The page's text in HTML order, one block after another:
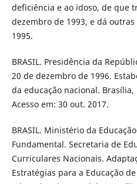
deficiência e ao idoso, de que
dezembro de 1993, e dá
1995.
BRASIL. Presidência da
20 de dezembro de 1996.
da educação nacional. Brasília,
Acesso em: 30 out. 2017.
BRASIL. Ministério da
Fundamental. Secretaria de
Curriculares Nacionais.
Estratégias para a Educação